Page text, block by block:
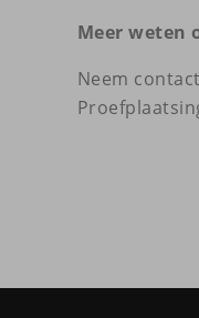
Meer weten
Neem